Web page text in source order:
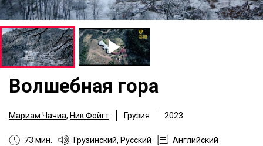
Волшебная гора
Мариам Чачиа, Ник Фойгт Грузия 2023
73 мин. Грузинский, Русский Английский